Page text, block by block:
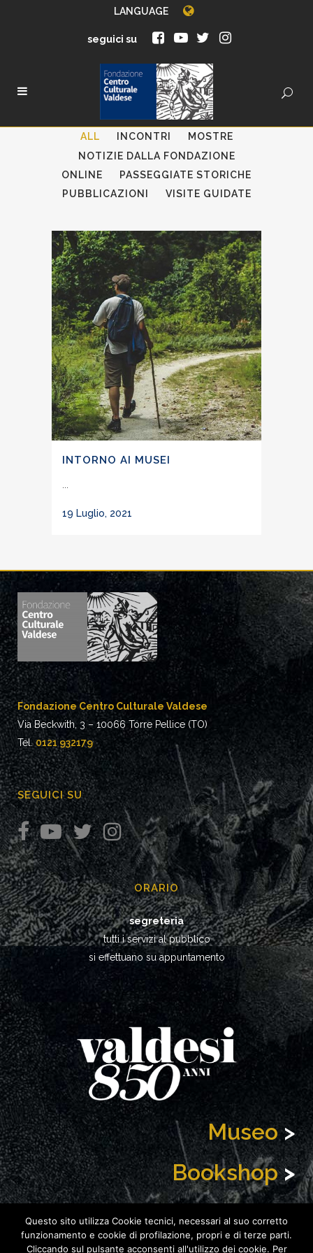
LANGUAGE
seguici su
ALL INCONTRI
MOSTRE
NOTIZIE DALLA FONDAZIONE
ONLINE
PASSEGGIATE STORICHE
PUBBLICAZIONI
VISITE GUIDATE
INTORNO AI MUSEI
19 Luglio, 2021
Fondazione Centro Culturale Valdese
Via Beckwith, 3 – 10066 Torre Pellice (TO)
Tel.0121 932179
SEGUICI SU
ORARIO
segreteria
tutti i servizi al pubblico
si effettuano su appuntamento
Museo >
Bookshop >
Biblioteca >
Questo sito utilizza Cookie tecnici, necessari al suo corretto
funzionamento e cookie di profilazione, propri e di terze parti.
Cliccando sul pulsante acconsenti all'utilizzo dei cookie. Per